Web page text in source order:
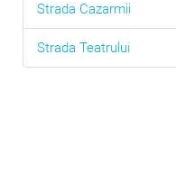
Strada Cazarmii
Strada Teatrului